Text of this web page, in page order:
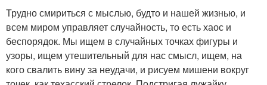
Трудно смириться с мыслью, будто и нашей жизнью, и
всем миром управляет случайность, то есть хаос и
беспорядок. Мы ищем в случайных точках фигуры и
узоры, ищем утешительный для нас смысл, ищем, на
кого свалить вину за неудачи, и рисуем мишени вокруг